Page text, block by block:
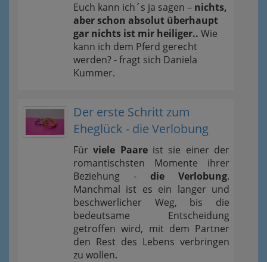
Euch kann ich´s ja sagen – nichts,
aber schon absolut überhaupt
gar nichts ist mir heiliger.. Wie
kann ich dem Pferd gerecht
werden? - fragt sich Daniela
Kummer.
Der erste Schritt zum
Eheglück - die Verlobung
Fürviele Paareist sie einer der
romantischsten Momente ihrer
Beziehung - die Verlobung.
Manchmal ist es ein langer und
beschwerlicher Weg, bis die
bedeutsame Entscheidung
getroffen wird, mit dem Partner
den Rest des Lebens verbringen
zu wollen.